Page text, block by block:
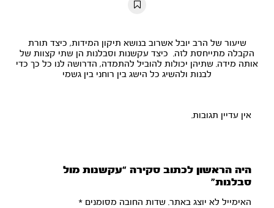
שיעור של הרב יובל אשרוב בנושא תיקון המידות, כיצד תורת
הקבלה מתייחסת לזה. כיצד עקשנות וסבלנות הן שתי קצוות של
אותה מידה. שתיהן יכולות להוביל להתמדה, הדרושה לנו כל כך כדי
לבנות ולהשיג כל הישג בין רוחני בין גשמי
אין עדיין תגובות.
היה הראשון לכתוב סקירה “עקשנות מול
סבלנות”
האימייל לא יוצג באתר. שדות החובה מסומנים*